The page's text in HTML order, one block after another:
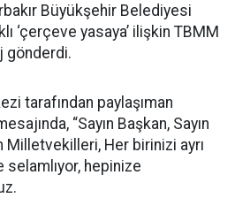
Büyükşehir Belediyesi
‘çerçeve yasaya’ ilişkin TBMM
gönderdi.
tarafından paylaşıman
“Sayın Başkan, Sayın
Milletvekilleri, Her birinizi ayrı
selamlıyor, hepinize